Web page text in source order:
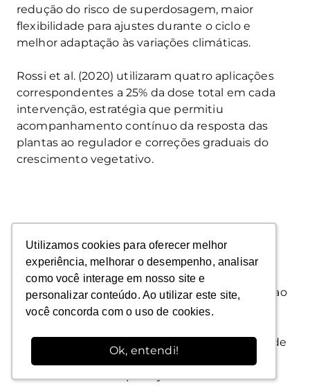
Utilizamos cookies para oferecer melhor
experiência, melhorar o desempenho, analisar
como você interage em nosso site e
personalizar conteúdo. Ao utilizar este site,
você concorda com o uso de cookies.
Ok, entendi!
Utilizamos cookies para oferecer melhor
experiência, melhorar o desempenho, analisar
como você interage em nosso site e
personalizar conteúdo. Ao utilizar este site,
você concorda com o uso de cookies.
Ok, entendi!
redução do risco de superdosagem, maior
flexibilidade para ajustes durante o ciclo e
melhor adaptação às variações climáticas.
Rossi et al. (2020) utilizaram quatro aplicações
correspondentes a 25% da dose total em cada
intervenção, estratégia que permitiu
acompanhamento contínuo da resposta das
plantas ao regulador e correções graduais do
crescimento vegetativo.
Influência das condições
ambientais no algodoeiro
A recomendação deve permanecer dinâmica ao
longo do ciclo: variações na disponibilidade
fertilidade do ambiente alteram a velocidade de
crescimento das plantas e exigem ajuste das